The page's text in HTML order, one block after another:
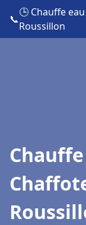
📞
🕒 Chauffe
Roussillon